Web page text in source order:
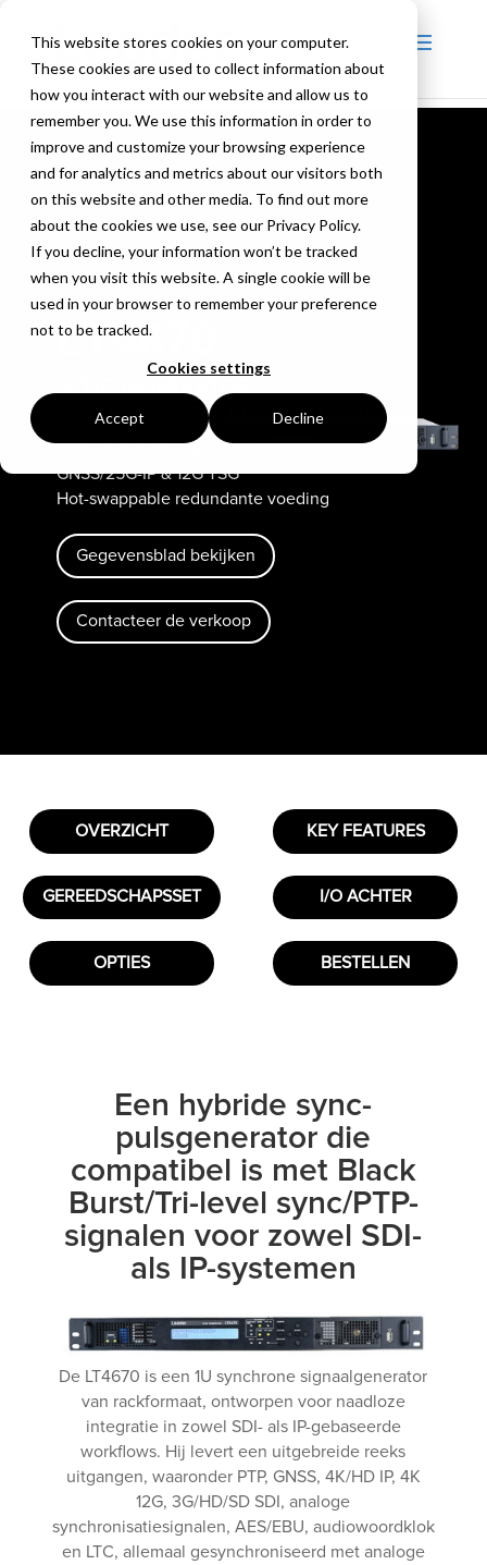
This website stores cookies on your computer.
These cookies are used to collect information about
how you interact with our website and allow us to
remember you. We use this information in order to
improve and customize your browsing experience
and for analytics and metrics about our visitors both
on this website and other media. To find out more
about the cookies we use, see our Privacy Policy.
If you decline, your information won’t be tracked
when you visit this website. A single cookie will be
used in your browser to remember your preference
not to be tracked.
Cookies settings
Accept Decline
LT4670
SYNC GENERATOR
4K | 12G-SDI | 3G-SDI | HD-SDI | SD-SDI | PTP
Stabiliteit/multi-output/PTP Grandmaster
GNSS/25G-IP & 12G TSG
Hot-swappable redundante voeding
Gegevensblad bekijken
Contacteer de verkoop
OVERZICHT KEY FEATURES
GEREEDSCHAPSSET I/O ACHTER
OPTIES BESTELLEN
Een hybride sync-
pulsgenerator die
compatibel is met Black
Burst/Tri-level sync/PTP-
signalen voor zowel SDI-
als IP-systemen
De LT4670 is een 1U synchrone signaalgenerator
van rackformaat, ontworpen voor naadloze
integratie in zowel SDI- als IP-gebaseerde
workflows. Hij levert een uitgebreide reeks
uitgangen, waaronder PTP, GNSS, 4K/HD IP, 4K
12G, 3G/HD/SD SDI, analoge
synchronisatiesignalen, AES/EBU, audiowoordklok
en LTC, allemaal gesynchroniseerd met analoge